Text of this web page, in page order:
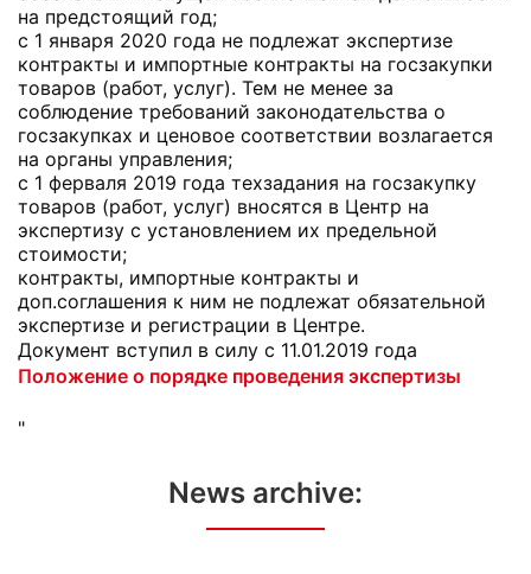
на предстоящий год;
c 1 января 2020 года не подлежат экспертизе
контракты и импортные контракты на госзакупки
товаров (работ, услуг). Тем не менее за
соблюдение требований законодательства о
госзакупках и ценовое соответствии возлагается
на органы управления;
c 1 ферваля 2019 года техзадания на госзакупку
товаров (работ, услуг) вносятся в Центр на
экспертизу с установлением их предельной
стоимости;
контракты, импортные контракты и
доп.соглашения к ним не подлежат обязательной
экспертизе и регистрации в Центре.
Документ вступил в силу с 11.01.2019 года
Положение о порядке проведения экспертизы
"
News archive: